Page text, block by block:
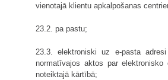
vienotajā klientu apkalpošanas
23.2. pa pastu;
23.3. elektroniski uz e-pasta adresi
normatīvajos aktos par elektronisko
noteiktajā kārtībā;